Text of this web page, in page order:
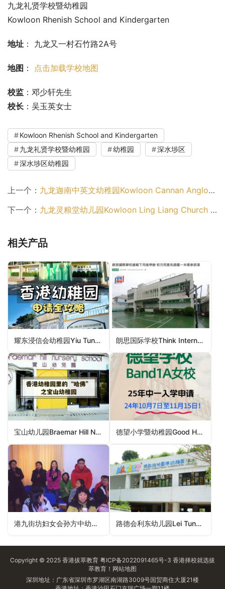
九龙礼贤学校暨幼稚园
Kowloon Rhenish School and Kindergarten
地址 ： 九龙又一村石竹路2A号
地图 ： 点击加载学校地图
校监 ：邓少轩先生
校长 ：吴玉英女士
Kowloon Rhenish School and Kindergarten
九龙礼贤学校暨幼稚园
幼稚园
深水埗区
深水埗区幼稚园
上一个： 九龙迦南中英文幼稚园Kowloon Cannan Anglo-Chinese Kindergarten（九龙城区幼稚园）
下一个： 九龙灵粮堂幼儿园Kowloon Ling Liang Church Day Nursery（九龙城区幼稚园）
相关产品
耀东浸信会幼稚园Yiu Tung Baptist Kindergarten（东区幼稚园） 朗思国际学校Think International School（九龙城区幼稚园）
宝山幼儿园Braemar Hill Nursery School（湾仔区幼稚园） 德望小学暨幼稚园Good Hope Primary School Cum Kindergarten（黄大仙区幼稚园）
港九街坊妇女会孙方中幼稚园(穗禾苑)HK&KKWA Sun Fong Chung Kindergarten (Sui Wo Court)（沙田区幼稚园） 路德会利东幼儿园Lei Tung Lutheran Day Nursery（南区幼稚园）
Copyright © 2025 香港拔萃教育 粤ICP备2022091465号-3 香港择校就选拔
萃教育！ 网站地图
深圳地址：广东省深圳市罗湖区南湖路3009号国贸商住大厦21楼